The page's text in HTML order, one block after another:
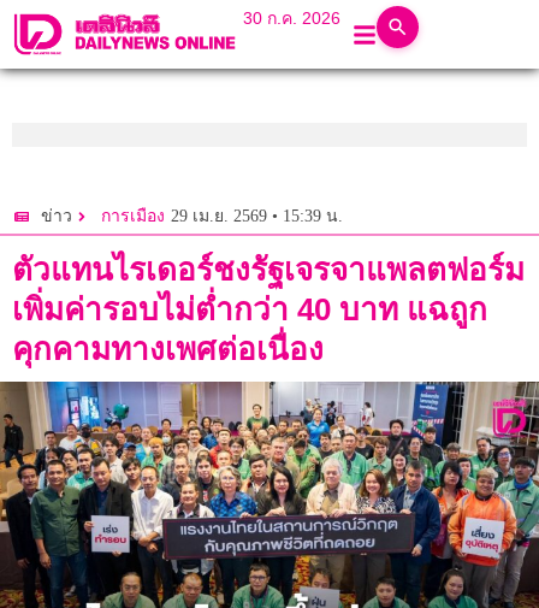
30 ก.ค. 2026
ข่าว การเมือง 29 เม.ย. 2569 • 15:39 น.
ตัวแทนไรเดอร์ชงรัฐเจรจาแพลตฟอร์ม
เพิ่มค่ารอบไม่ต่ำกว่า 40 บาท แฉถูก
คุกคามทางเพศต่อเนื่อง